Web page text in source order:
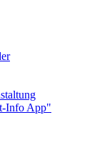
Info App"